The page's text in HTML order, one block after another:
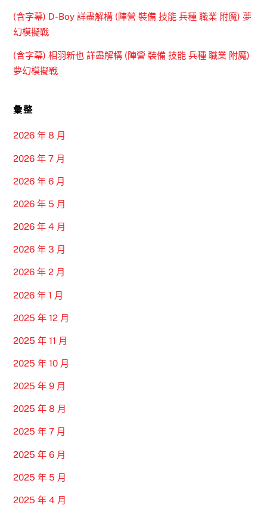
(含字幕) D-Boy 詳盡解構 (陣營 裝備 技能 兵種 職業 附魔) 夢
幻模擬戰
(含字幕) 相羽新也 詳盡解構 (陣營 裝備 技能 兵種 職業 附魔)
夢幻模擬戰
彙整
2026 年 8 月
2026 年 7 月
2026 年 6 月
2026 年 5 月
2026 年 4 月
2026 年 3 月
2026 年 2 月
2026 年 1 月
2025 年 12 月
2025 年 11 月
2025 年 10 月
2025 年 9 月
2025 年 8 月
2025 年 7 月
2025 年 6 月
2025 年 5 月
2025 年 4 月